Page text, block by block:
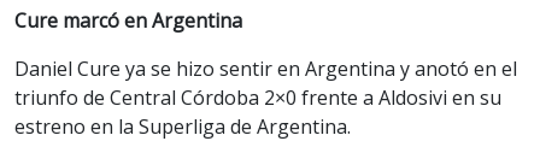
Cure marcó en Argentina
Daniel Cure ya se hizo sentir en Argentina y anotó en el
triunfo de Central Córdoba 2×0 frente a Aldosivi en su
estreno en la Superliga de Argentina.